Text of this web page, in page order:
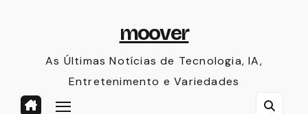
moover
As Últimas Notícias de Tecnologia, IA,
Entretenimento e Variedades